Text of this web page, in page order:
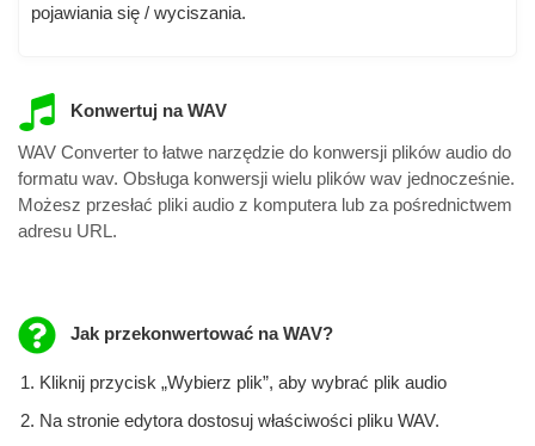
pojawiania się / wyciszania.
Konwertuj na WAV
WAV Converter to łatwe narzędzie do konwersji plików audio do
formatu wav. Obsługa konwersji wielu plików wav jednocześnie.
Możesz przesłać pliki audio z komputera lub za pośrednictwem
adresu URL.
Jak przekonwertować na WAV?
Kliknij przycisk „Wybierz plik”, aby wybrać plik audio
Na stronie edytora dostosuj właściwości pliku WAV.